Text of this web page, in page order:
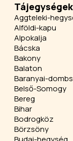
Tájegységek
Aggteleki-
Alföldi-kapu
Alpokalja
Bácska
Bakony
Balaton
Baranyai-
Belső-Somogy
Bereg
Bihar
Bodrogköz
Börzsöny